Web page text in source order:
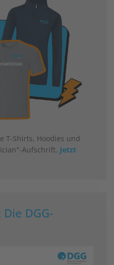
T-Shirts, Hoodies und
Aufschrift. Jetzt
DGG-